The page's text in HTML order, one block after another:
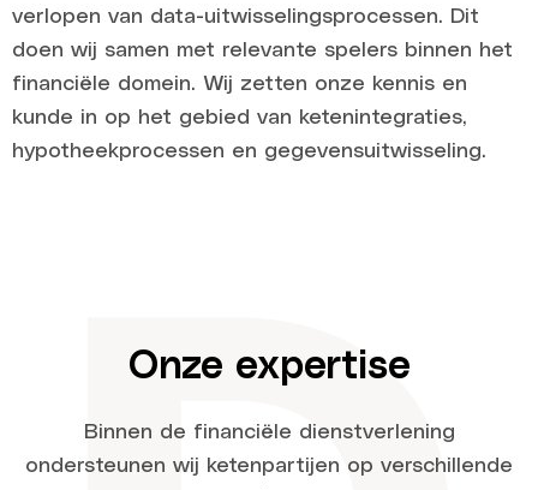
verlopen van data-uitwisselingsprocessen. Dit
doen wij samen met relevante spelers binnen het
financiële domein. Wij zetten onze kennis en
kunde in op het gebied van ketenintegraties,
hypotheekprocessen en gegevensuitwisseling.
Onze expertise
Binnen de financiële dienstverlening
ondersteunen wij ketenpartijen op verschillende